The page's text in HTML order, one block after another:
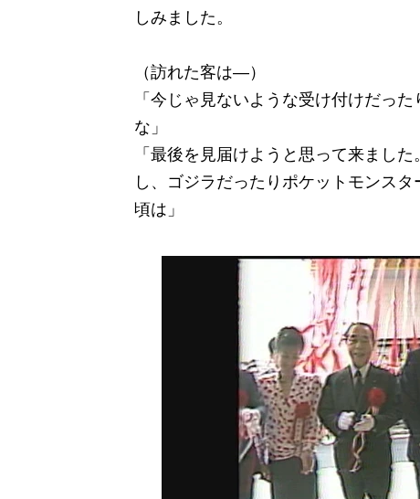
しみました。
（訪れた客は―）
「今じゃ見ないような受け付けだっ
な」
「最後を見届けようと思って来まし
し、ゴジラだったりポケットモンス
頃は」